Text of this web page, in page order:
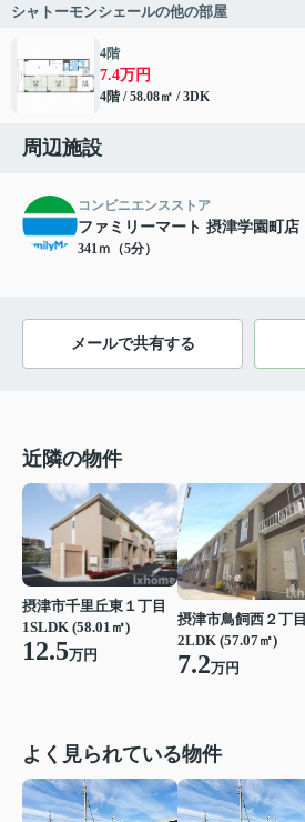
シャトーモンシェールの他の部屋
4階
7.4万円
4階 / 58.08㎡ / 3DK
周辺施設
コンビニエンスストア
ファミリーマート 摂津学園町店
341ｍ（5分）
メールで共有する
近隣の物件
摂津市千里丘東１丁目
1SLDK (58.01㎡)
12.5万円
摂津市鳥飼西２丁目
2LDK (57.07㎡)
7.2万円
よく見られている物件